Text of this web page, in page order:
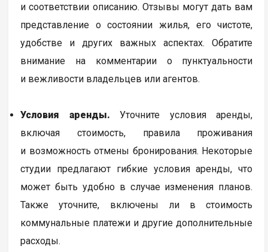
и соответствии описанию. Отзывы могут дать вам
представление о состоянии жилья, его чистоте,
удобстве и других важных аспектах. Обратите
внимание на комментарии о пунктуальности
и вежливости владельцев или агентов.
Условия аренды. Уточните условия аренды,
включая стоимость, правила проживания
и возможность отмены бронирования. Некоторые
студии предлагают гибкие условия аренды, что
может быть удобно в случае изменения планов.
Также уточните, включены ли в стоимость
коммунальные платежи и другие дополнительные
расходы.